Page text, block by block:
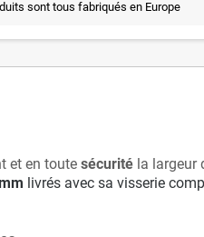
sont tous fabriqués en Europe
et en toute sécurité la largeur
livrés avec sa visserie